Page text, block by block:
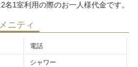
ニティ
電話
シャワー